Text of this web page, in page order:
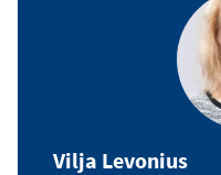
Vilja Levonius